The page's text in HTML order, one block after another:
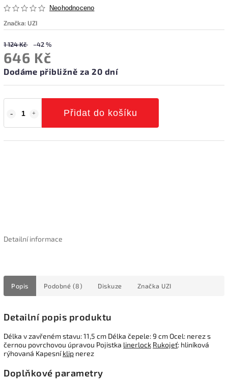
Neohodnoceno
Značka: UZI
1 124 Kč –42 %
646 Kč
Dodáme přibližně za 20 dní
Přidat do košíku
Detailní informace
Popis Podobné (8) Diskuze Značka UZI
Detailní popis produktu
Délka v zavřeném stavu: 11,5 cm Délka čepele: 9 cm Ocel: nerez s
černou povrchovou úpravou Pojistka linerlock Rukojeť: hliníková
rýhovaná Kapesníklip nerez
Doplňkové parametry